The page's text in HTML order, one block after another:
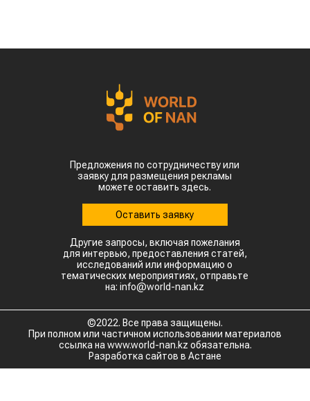
Предложения по сотрудничеству или
заявку для размещения рекламы
можете оставить здесь.
Оставить заявку
Другие запросы, включая пожелания
для интервью, предоставления статей,
исследований или информацию о
тематических мероприятиях, отправьте
на: info@world-nan.kz
©2022. Все права защищены.
При полном или частичном использовании материалов
ссылка на www.world-nan.kz обязательна.
Разработка сайтов в Астане